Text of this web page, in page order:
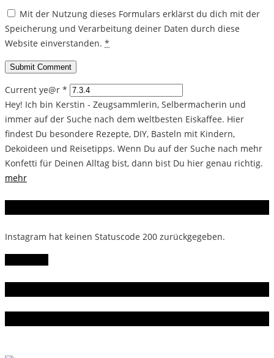
Mit der Nutzung dieses Formulars erklärst du dich mit der
Speicherung und Verarbeitung deiner Daten durch diese
Website einverstanden. *
Current ye@r *
Hey! Ich bin Kerstin - Zeugsammlerin, Selbermacherin und
immer auf der Suche nach dem weltbesten Eiskaffee. Hier
findest Du besondere Rezepte, DIY, Basteln mit Kindern,
Dekoideen und Reisetipps. Wenn Du auf der Suche nach mehr
Konfetti für Deinen Alltag bist, dann bist Du hier genau richtig.
mehr
Instagram hat keinen Statuscode 200 zurückgegeben.